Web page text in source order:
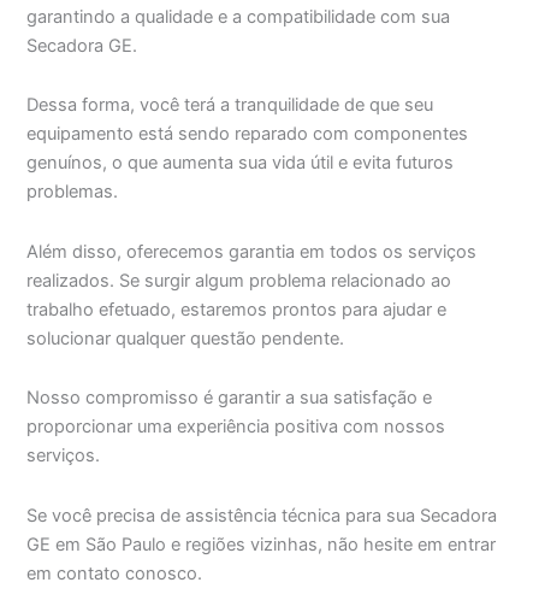
garantindo a qualidade e a compatibilidade com sua
Secadora GE.
Dessa forma, você terá a tranquilidade de que seu
equipamento está sendo reparado com componentes
genuínos, o que aumenta sua vida útil e evita futuros
problemas.
Além disso, oferecemos garantia em todos os serviços
realizados. Se surgir algum problema relacionado ao
trabalho efetuado, estaremos prontos para ajudar e
solucionar qualquer questão pendente.
Nosso compromisso é garantir a sua satisfação e
proporcionar uma experiência positiva com nossos
serviços.
Se você precisa de assistência técnica para sua Secadora
GE em São Paulo e regiões vizinhas, não hesite em entrar
em contato conosco.